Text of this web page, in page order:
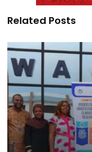
Related Posts